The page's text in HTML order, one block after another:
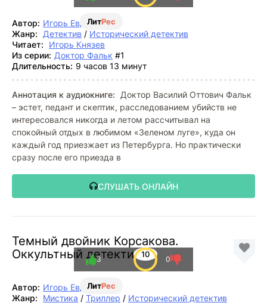
ЛитРес
Автор: Игорь Евдокимов
Жанр:
Детектив / Исторический детектив
Читает:
Игорь Князев
Из серии: Доктор Фальк #1
Длительность: 9 часов 13 минут
Аннотация к аудиокниге:
Доктор Василий Оттович Фальк
– эстет, педант и скептик, расследованием убийств не
интересовался никогда и летом рассчитывал на
спокойный отдых в любимом «Зеленом луге», куда он
каждый год приезжает из Петербурга. Но практически
сразу после его приезда в
СЛУШАТЬ ОНЛАЙН
Темный двойник Корсакова.
Оккультный детектив
ЛитРес
10
3 0
Автор: Игорь Евдокимов
Жанр:
Мистика / Триллер / Исторический детектив